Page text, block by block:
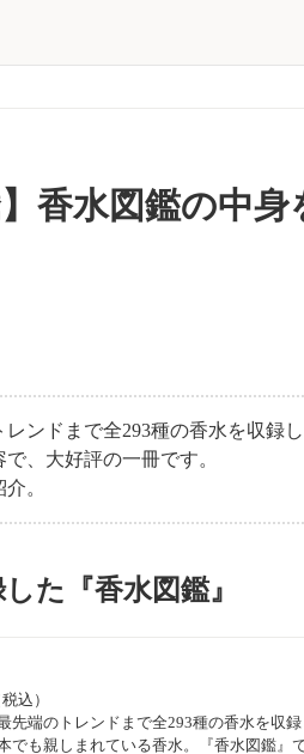
】香水図鑑の中
ンドまで全293種の香水を収録し
、大好評の一冊です。
。
た『香水図鑑』
込）
先端のトレンドまで全293種の香水を収
でも親しまれている香水。『香水図鑑』